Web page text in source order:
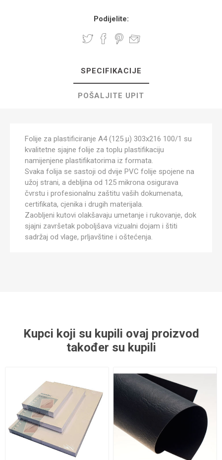
Podijelite:
SPECIFIKACIJE
POŠALJITE UPIT
Folije za plastificiranje A4 (125 µ) 303x216 100/1 su
kvalitetne sjajne folije za toplu plastifikaciju
namijenjene plastifikatorima iz formata.
Svaka folija se sastoji od dvije PVC folije spojene na
užoj strani, a debljina od 125 mikrona osigurava
čvrstu i profesionalnu zaštitu vaših dokumenata,
certifikata, cjenika i drugih materijala.
Zaobljeni kutovi olakšavaju umetanje i rukovanje, dok
sjajni završetak poboljšava vizualni dojam i štiti
sadržaj od vlage, prljavštine i oštećenja.
Kupci koji su kupili ovaj proizvod
također su kupili